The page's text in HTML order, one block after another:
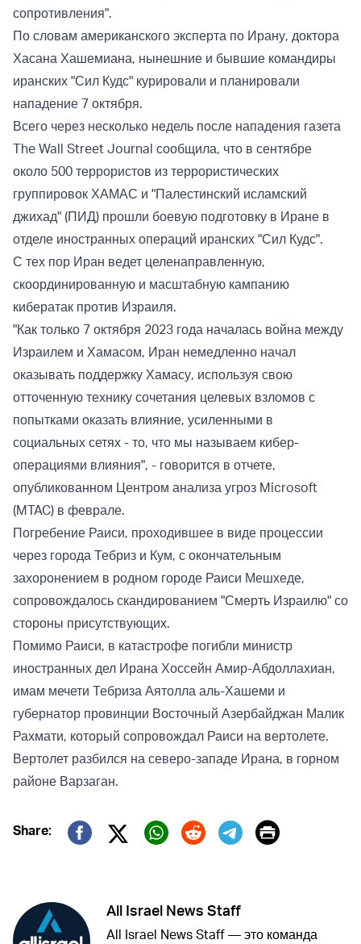
сопротивления".
По словам американского эксперта по Ирану, доктора
Хасана Хашемиана, нынешние и бывшие командиры
иранских "Сил Кудс" курировали и планировали
нападение 7 октября.
Всего через несколько недель после нападения газета
The Wall Street Journal сообщила, что в сентябре
около 500 террористов из террористических
группировок ХАМАС и "Палестинский исламский
джихад" (ПИД) прошли боевую подготовку в Иране в
отделе иностранных операций иранских "Сил Кудс".
С тех пор Иран ведет целенаправленную,
скоординированную и масштабную кампанию
кибератак против Израиля.
"Как только 7 октября 2023 года началась война между
Израилем и Хамасом, Иран немедленно начал
оказывать поддержку Хамасу, используя свою
отточенную технику сочетания целевых взломов с
попытками оказать влияние, усиленными в
социальных сетях - то, что мы называем кибер-
операциями влияния", - говорится в отчете,
опубликованном Центром анализа угроз Microsoft
(MTAC) в феврале.
Погребение Раиси, проходившее в виде процессии
через города Тебриз и Кум, с окончательным
захоронением в родном городе Раиси Мешхеде,
сопровождалось скандированием "Смерть Израилю" со
стороны присутствующих.
Помимо Раиси, в катастрофе погибли министр
иностранных дел Ирана Хоссейн Амир-Абдоллахиан,
имам мечети Тебриза Аятолла аль-Хашеми и
губернатор провинции Восточный Азербайджан Малик
Рахмати, который сопровождал Раиси на вертолете.
Вертолет разбился на северо-западе Ирана, в горном
районе Варзаган.
Share:
Twitter (X)
Print
All Israel News Staff
All Israel News Staff — это команда